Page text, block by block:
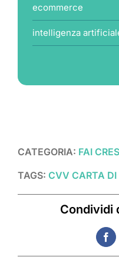
ecommerce
intelligenza
CATEGORIA: FAI
TAGS: CVV CARTA DI
Condividi